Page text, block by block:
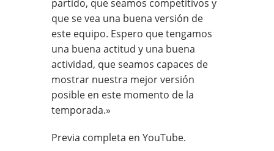
partido, que seamos competitivos y
que se vea una buena versión de
este equipo. Espero que tengamos
una buena actitud y una buena
actividad, que seamos capaces de
mostrar nuestra mejor versión
posible en este momento de la
temporada.»
Previa completa en YouTube.